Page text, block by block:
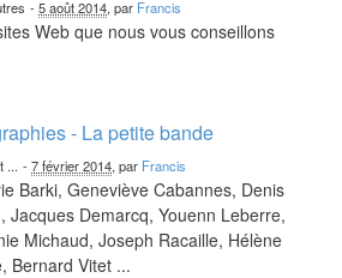
-5 août 2014, par Francis
Web que nous vous conseillons
- La petite bande
... -7 février 2014, par Francis
Barki, Geneviève Cabannes, Denis
Jacques Demarcq, Youenn Leberre,
Michaud, Joseph Racaille, Hélène
Bernard Vitet ...